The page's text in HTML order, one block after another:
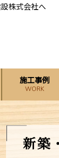
株式会社へ
施工事例
WORK
新築